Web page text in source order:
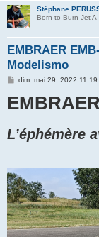
Stéphane
Born to Burn Jet A
EMBRAER
Modelismo
M
s
s
e
dim. mai 29, 2022 11:19
L’éphémère